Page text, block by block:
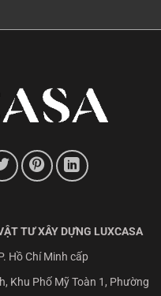
TƯ XÂY DỰNG LUXCASA
Hồ Chí Minh cấp
Khu Phố Mỹ Toàn 1, Phường